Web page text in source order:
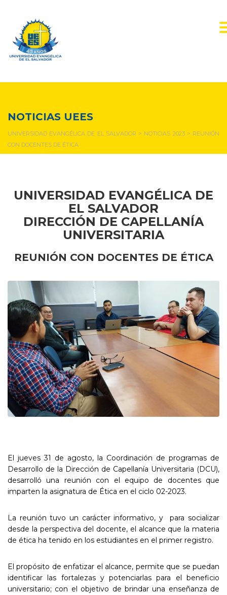
NOTICIAS UEES
UNIVERSIDAD EVANGÉLICA DE EL SALVADOR > NOTICIAS 2023> REUNIÓN
CON DOCENTES DE ÉTICA
UNIVERSIDAD EVANGÉLICA DE
EL SALVADOR
DIRECCIÓN DE CAPELLANÍA
UNIVERSITARIA
REUNIÓN CON DOCENTES DE ÉTICA
El jueves 31 de agosto, la Coordinación de programas de
Desarrollo de la Dirección de Capellanía Universitaria (DCU),
desarrolló una reunión con el equipo de docentes que
imparten la asignatura de Ética en el ciclo 02-2023.
La reunión tuvo un carácter informativo, y para socializar
desde la perspectiva del docente, el alcance que la materia
de ética ha tenido en los estudiantes en el primer registro.
El propósito de enfatizar el alcance, permite que se puedan
identificar las fortalezas y potenciarlas para el beneficio
universitario; con el objetivo de brindar una enseñanza de